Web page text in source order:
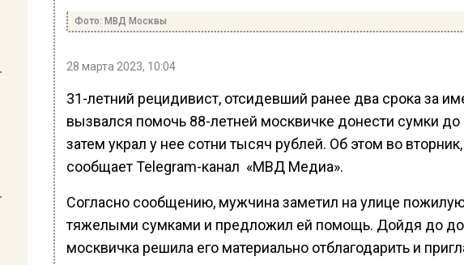
Фото: МВД Москвы
28 марта 2023, 10:04
31-летний рецидивист, отсидевший ранее два срока за
вызвался помочь 88-летней москвичке донести сумки до
затем украл у нее сотни тысяч рублей. Об этом во
сообщает Telegram-канал «МВД Медиа».
Согласно сообщению, мужчина заметил на улице
тяжелыми сумками и предложил ей помощь. Дойдя до
москвичка решила его материально отблагодарить и